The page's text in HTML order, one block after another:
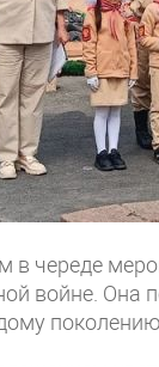
в череде
войне. Она
поколению